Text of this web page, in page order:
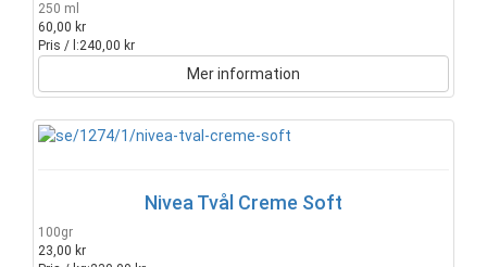
250 ml
60,00 kr
Pris / l:240,00 kr
Mer information
Nivea Tvål Creme Soft
100gr
23,00 kr